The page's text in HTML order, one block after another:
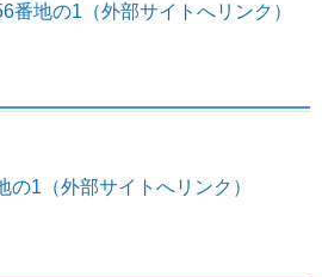
番地の1（外部サイトへリンク）
の1（外部サイトへリンク）